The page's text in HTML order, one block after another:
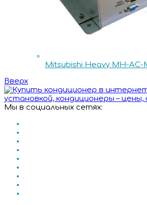
Mitsubishi Heavy MH-AC-
Вверх
Мы в социальных сетях: